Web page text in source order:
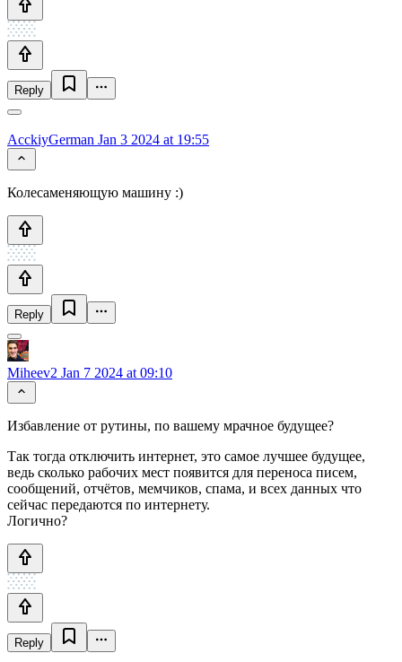
Reply
AcckiyGerman Jan 3 2024 at 19:55
Колесаменяющую машину :)
Reply
Miheev2 Jan 7 2024 at 09:10
Избавление от рутины, по вашему мрачное будущее?
Так тогда отключить интернет, это самое лучшее будущее,
ведь сколько рабочих мест появится для переноса писем,
сообщений, отчётов, мемчиков, спама, и всех данных что
сейчас передаются по интернету.
Логично?
Reply